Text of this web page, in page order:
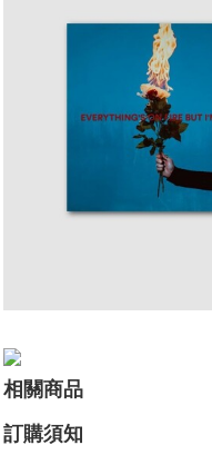
相關商品
訂購須知